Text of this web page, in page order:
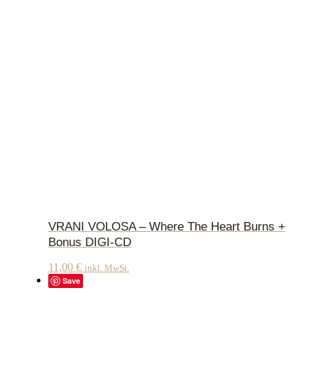
VRANI VOLOSA – Where The Heart Burns +
Bonus DIGI-CD
11,00 € inkl. MwSt.
Save